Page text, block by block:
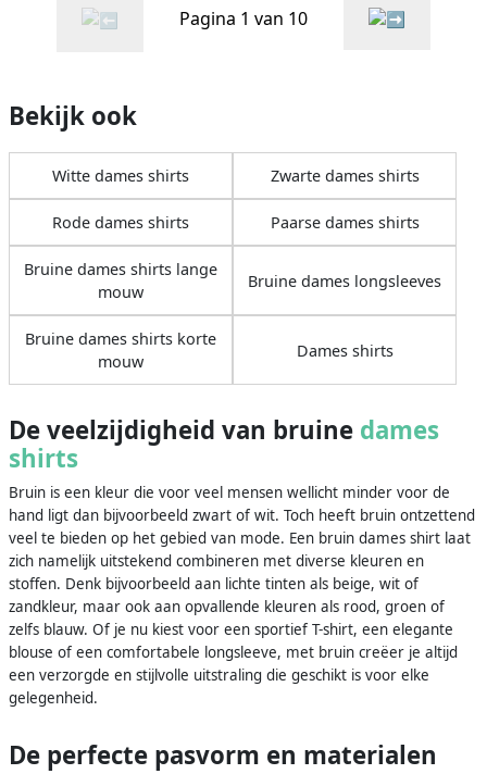
Pagina 1 van 10
Bekijk ook
Witte dames shirts Zwarte dames shirts
Rode dames shirts Paarse dames shirts
Bruine dames shirts lange
mouw
Bruine dames longsleeves
Bruine dames shirts korte
mouw
Dames shirts
De veelzijdigheid van bruine dames
shirts
Bruin is een kleur die voor veel mensen wellicht minder voor de
hand ligt dan bijvoorbeeld zwart of wit. Toch heeft bruin ontzettend
veel te bieden op het gebied van mode. Een bruin dames shirt laat
zich namelijk uitstekend combineren met diverse kleuren en
stoffen. Denk bijvoorbeeld aan lichte tinten als beige, wit of
zandkleur, maar ook aan opvallende kleuren als rood, groen of
zelfs blauw. Of je nu kiest voor een sportief T-shirt, een elegante
blouse of een comfortabele longsleeve, met bruin creëer je altijd
een verzorgde en stijlvolle uitstraling die geschikt is voor elke
gelegenheid.
De perfecte pasvorm en materialen